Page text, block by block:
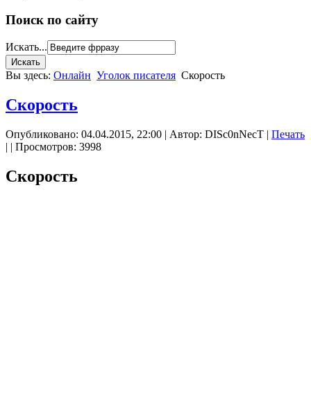
Поиск по сайту
Искать...
Вы здесь: Онлайн Уголок писателя Скорость
Скорость
Опубликовано: 04.04.2015, 22:00 | Автор: DISc0nNecT | Печать
| | Просмотров: 3998
Скорость